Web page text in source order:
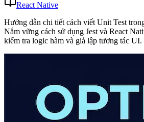
React Native
Hướng dẫn chi tiết cách viết Unit Test
Nắm vững cách sử dụng Jest và React
kiểm tra logic hàm và giả lập tương tác UI.